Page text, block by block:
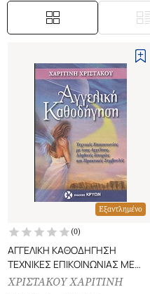
Εξαντλημένο
(0)
ΑΓΓΕΛΙΚΗ ΚΑΘΟΔΗΓΗΣΗ
ΤΕΧΝΙΚΕΣ ΕΠΙΚΟΙΝΩΝΙΑΣ ΜΕ
ΤΟΥΣ ΑΓΓΕΛΟΥΣ, ΑΛΗΘΙΝΕΣ
ΧΡΙΣΤΑΚΟΥ ΧΑΡΙΤΙΝΗ